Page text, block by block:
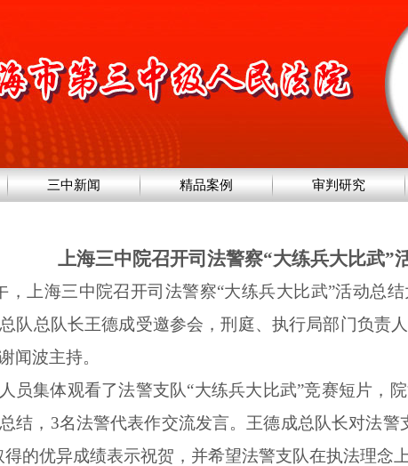
三中新闻 精品案例 审判研究
上海三中院召开司法警察“大练兵大比武”
，上海三中院召开司法警察“大练兵大比武”活动总
队总队长王德成受邀参会，刑庭、执行局部门负责
闻波主持。
员集体观看了法警支队“大练兵大比武”竞赛短片，
结，3名法警代表作交流发言。王德成总队长对法警
得的优异成绩表示祝贺，并希望法警支队在执法理念